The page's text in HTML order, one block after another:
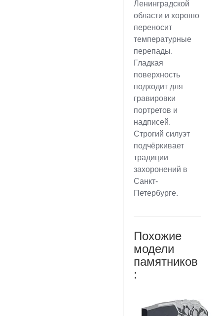
Ленинградской
области и хорошо
переносит
температурные
перепады.
Гладкая
поверхность
подходит для
гравировки
портретов и
надписей.
Строгий силуэт
подчёркивает
традиции
захоронений в
Санкт-
Петербурге.
Похожие
модели
памятников
: